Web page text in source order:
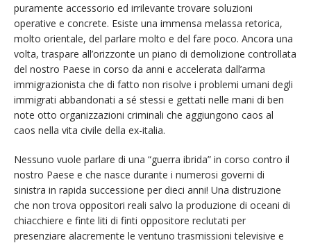
puramente accessorio ed irrilevante trovare soluzioni
operative e concrete. Esiste una immensa melassa retorica,
molto orientale, del parlare molto e del fare poco. Ancora una
volta, traspare all’orizzonte un piano di demolizione controllata
del nostro Paese in corso da anni e accelerata dall’arma
immigrazionista che di fatto non risolve i problemi umani degli
immigrati abbandonati a sé stessi e gettati nelle mani di ben
note otto organizzazioni criminali che aggiungono caos al
caos nella vita civile della ex-italia.
Nessuno vuole parlare di una “guerra ibrida” in corso contro il
nostro Paese e che nasce durante i numerosi governi di
sinistra in rapida successione per dieci anni! Una distruzione
che non trova oppositori reali salvo la produzione di oceani di
chiacchiere e finte liti di finti oppositore reclutati per
presenziare alacremente le ventuno trasmissioni televisive e